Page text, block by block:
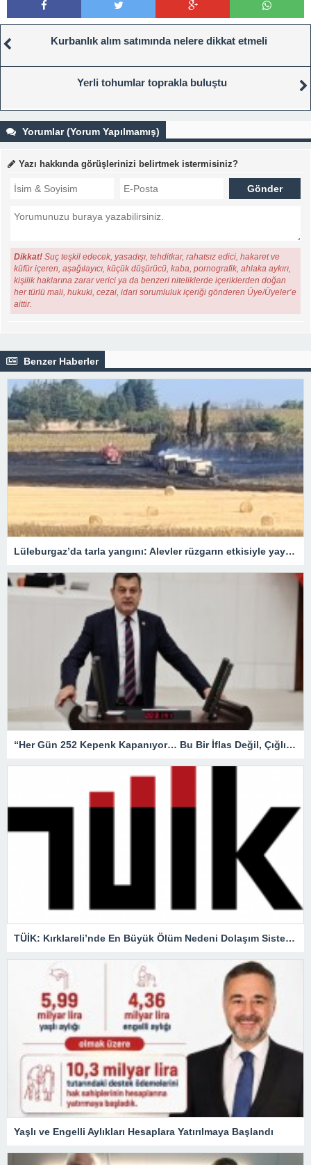
Kurbanlık alım satımında nelere dikkat etmeli
Yerli tohumlar toprakla buluştu
Yorumlar (Yorum Yapılmamış)
Yazı hakkında görüşlerinizi belirtmek istermisiniz?
Dikkat! Suç teşkil edecek, yasadışı, tehditkar, rahatsız edici, hakaret ve
küfür içeren, aşağılayıcı, küçük düşürücü, kaba, pornografik, ahlaka aykırı,
kişilik haklarına zarar verici ya da benzeri niteliklerde içeriklerden doğan
her türlü mali, hukuki, cezai, idari sorumluluk içeriği gönderen Üye/Üyeler’e
aittir.
Benzer Haberler
Lüleburgaz’da tarla yangını: Alevler rüzgarın etkisiyle yayıldı
“Her Gün 252 Kepenk Kapanıyor… Bu Bir İflas Değil, Çığlıktır!”
TÜİK: Kırklareli’nde En Büyük Ölüm Nedeni Dolaşım Sistemi Hastalıkları
Yaşlı ve Engelli Aylıkları Hesaplara Yatırılmaya Başlandı